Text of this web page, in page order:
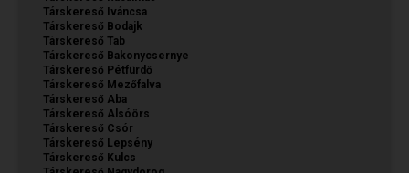
Társkereső Iváncsa
Társkereső Bodajk
Társkereső Tab
Társkereső Bakonycsernye
Társkereső Pétfürdő
Társkereső Mezőfalva
Társkereső Aba
Társkereső Alsóörs
Társkereső Csór
Társkereső Lepsény
Társkereső Kulcs